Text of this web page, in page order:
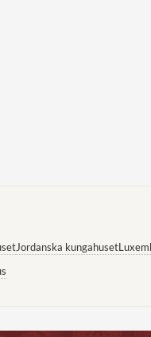
Jordanska kungahuset